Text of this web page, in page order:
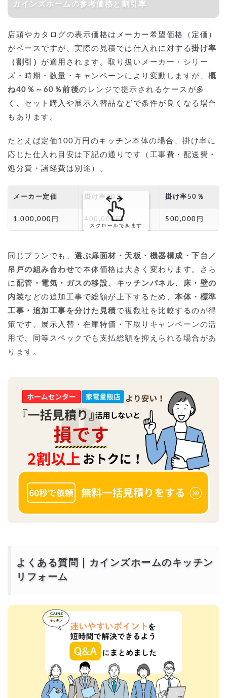
カインズホームの参考価格と割引率
店頭やカタログの表示価格はメーカー希望価格（定価）
がベースですが、実際の見積では仕入れに対する 掛け率
（割引） が適用されます。取り扱いメーカー・シリー
ズ・時期・数量・キャンペーンにより変動しますが、 概
ね40％～60％前後のレンジで提示されるケースが多
く、セット購入や展示入替品などで条件が良くなる場合
もあります。
たとえば定価100万円のキッチン本体の場合、掛け率に
応じた仕入れ目安は下記の通りです（工事費・配送費・
処分費・諸経費は別途）。
メーカー定価 掛け率40％ 掛け率50％
1,000,000円 400,000円 500,000円
スクロールできます
同じプランでも、 選ぶ扉面材・天板・機器構成・下台／
吊戸の組み合わせで本体価格は大きく変わります。さら
に 配管・電気・ガスの移設、キッチンパネル、床・壁の
内装などの追加工事で総額が上下するため、 本体・標準
工事・追加工事を分けた見積 で複数社を比較するのが得
策です。展示入替・在庫特価・下取りキャンペーンの活
用で、同等スペックでも支払総額を抑えられる場合があ
ります。
よくある質問｜カインズホームのキッチン
リフォーム